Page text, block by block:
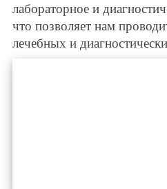
лабораторное и
что позволяет нам
лечебных и